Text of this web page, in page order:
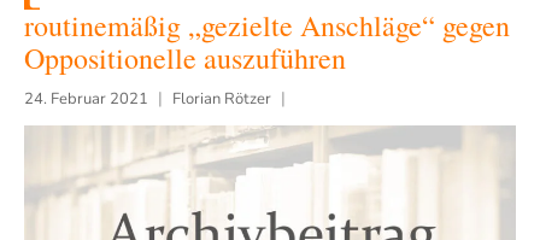
routinemäßig „gezielte Anschläge“ gegen
Oppositionelle auszuführen
24. Februar 2021 Florian Rötzer